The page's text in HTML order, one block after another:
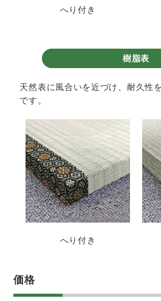
へり付き
樹脂表
天然表に風合いを近づけ、耐久性
です。
へり付き
価格